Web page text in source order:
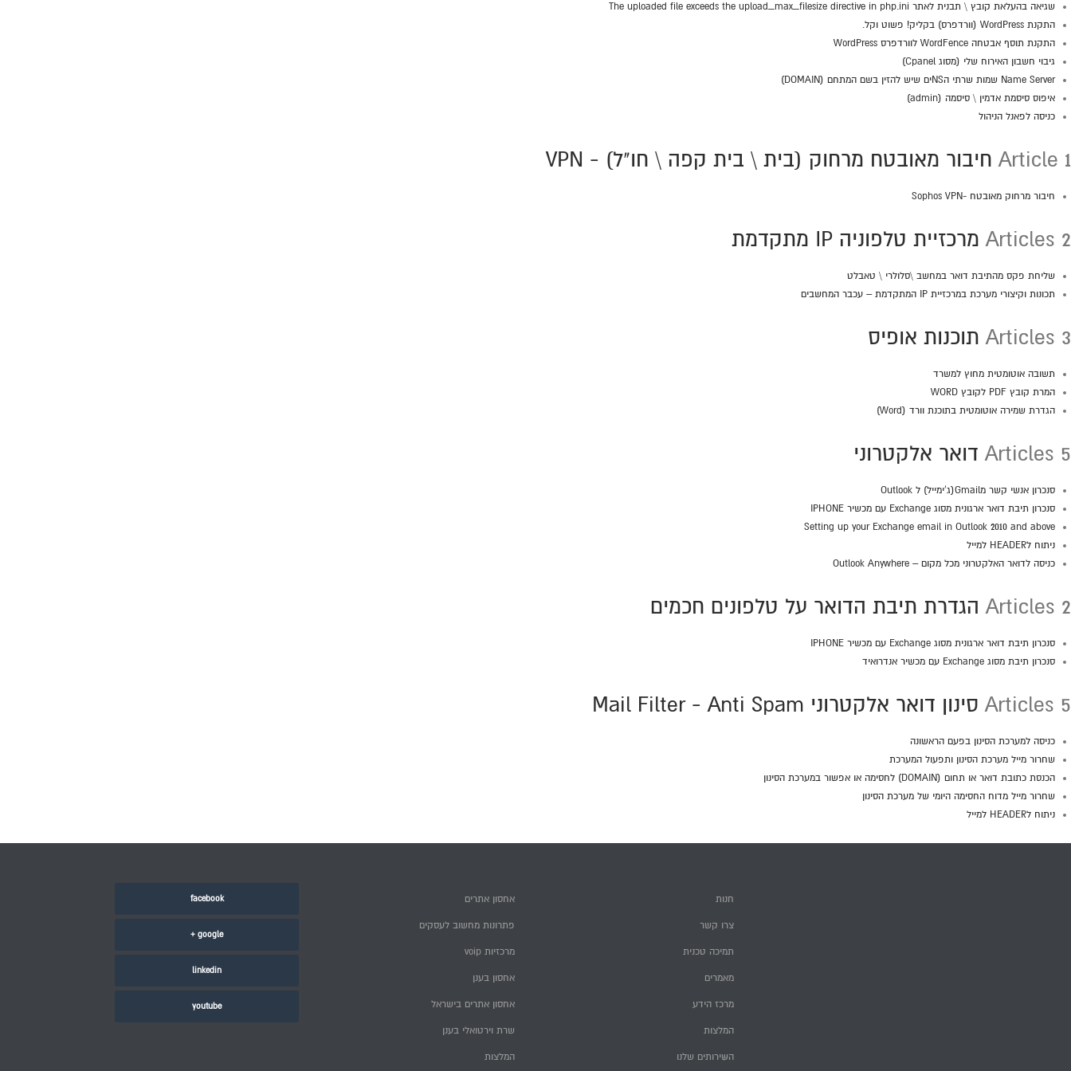
שגיאה בהעלאת קובץ \ תבנית לאתר The uploaded file exceeds the upload_max_filesize directive in php.ini
התקנת WordPress (וורדפרס) בקליק! פשוט וקל.
התקנת תוסף אבטחה WordFence לוורדפרס WordPress
גיבוי חשבון האירוח שלי (מסוג Cpanel)
Name Server שמות שרתי הNSים שיש להזין בשם המתחם (DOMAIN)
איפוס סיסמת אדמין \ סיסמה (admin)
כניסה לפאנל הניהול
1 Article חיבור מאובטח מרחוק (בית \ בית קפה \ חו"ל) - VPN
חיבור מרחוק מאובטח -Sophos VPN
2 Articles מרכזיית טלפוניה IP מתקדמת
שליחת פקס מהתיבת דואר במחשב \סלולרי \ טאבלט
תכונות וקיצורי מערכת במרכזיית IP המתקדמת – עכבר המחשבים
3 Articles תוכנות אופיס
תשובה אוטומטית מחוץ למשרד
המרת קובץ PDF לקובץ WORD
הגדרת שמירה אוטומטית בתוכנת וורד (Word)
5 Articles דואר אלקטרוני
סנכרון אנשי קשר מGmail(ג'ימייל) ל Outlook
סנכרון תיבת דואר ארגונית מסוג Exchange עם מכשיר IPHONE
Setting up your Exchange email in Outlook 2010 and above
ניתוח לHEADER למייל
כניסה לדואר האלקטרוני מכל מקום – Outlook Anywhere
2 Articles הגדרת תיבת הדואר על טלפונים חכמים
סנכרון תיבת דואר ארגונית מסוג Exchange עם מכשיר IPHONE
סנכרון תיבת מסוג Exchange עם מכשיר אנדרואיד
5 Articles סינון דואר אלקטרוני Mail Filter - Anti Spam
כניסה למערכת הסינון בפעם הראשונה
שחרור מייל מערכת הסינון ותפעול המערכת
הכנסת כתובת דואר או תחום (DOMAIN) לחסימה או אפשור במערכת הסינון
שחרור מייל מדוח החסימה היומי של מערכת הסינון
ניתוח לHEADER למייל
facebook
google +
linkedin
youtube
אחסון אתרים
פתרונות מחשוב לעסקים
מרכזיות voip
אחסון בענן
אחסון אתרים בישראל
שרת וירטואלי בענן
המלצות
חנות
צרו קשר
תמיכה טכנית
מאמרים
מרכז הידע
המלצות
השירותים שלנו